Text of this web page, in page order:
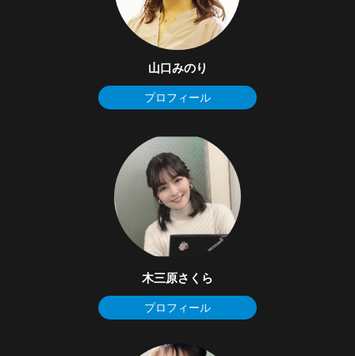
山口みのり
プロフィール
木三原さくら
プロフィール